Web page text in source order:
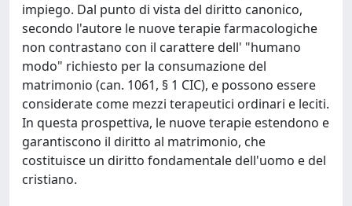
impiego. Dal punto di vista del diritto canonico,
secondo l'autore le nuove terapie farmacologiche
non contrastano con il carattere dell' "humano
modo" richiesto per la consumazione del
matrimonio (can. 1061, § 1 CIC), e possono essere
considerate come mezzi terapeutici ordinari e leciti.
In questa prospettiva, le nuove terapie estendono e
garantiscono il diritto al matrimonio, che
costituisce un diritto fondamentale dell'uomo e del
cristiano.